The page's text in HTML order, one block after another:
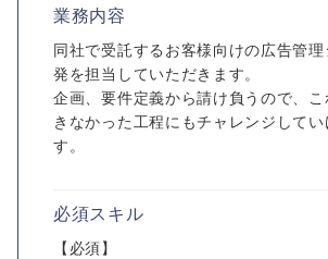
業務内容
同社で受託するお客様向けの広告管
発を担当していただきます。
企画、要件定義から請け負うので、
きなかった工程にもチャレンジして
す。
必須スキル
【必須】